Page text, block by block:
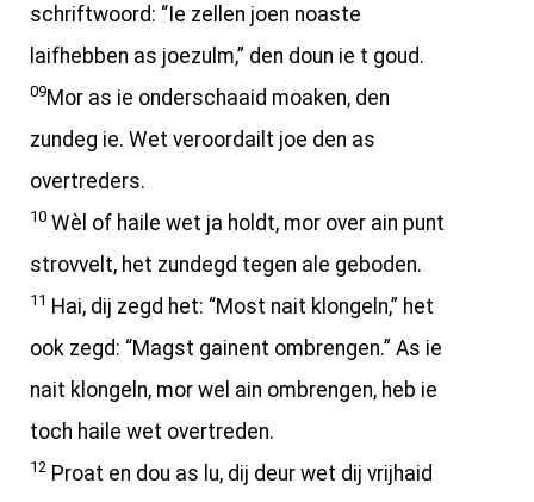
schriftwoord: “Ie zellen joen noaste
laifhebben as joezulm,” den doun ie t goud.
09Mor as ie onderschaaid moaken, den
zundeg ie. Wet veroordailt joe den as
overtreders.
10 Wèl of haile wet ja holdt, mor over ain punt
strovvelt, het zundegd tegen ale geboden.
11 Hai, dij zegd het: “Most nait klongeln,” het
ook zegd: “Magst gainent ombrengen.” As ie
nait klongeln, mor wel ain ombrengen, heb ie
toch haile wet overtreden.
12 Proat en dou as lu, dij deur wet dij vrijhaid